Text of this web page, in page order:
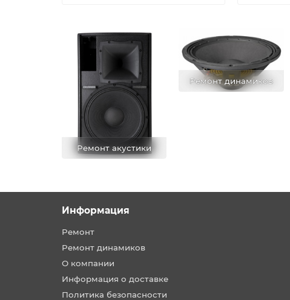
Ремонт акустики
Ремонт динамиков
Информация
Ремонт
Ремонт динамиков
О компании
Информация о доставке
Политика безопасности